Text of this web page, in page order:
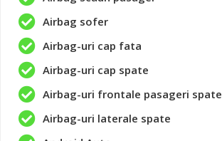
Airbag sofer
Airbag-uri cap fata
Airbag-uri cap spate
Airbag-uri frontale pasageri spate
Airbag-uri laterale spate